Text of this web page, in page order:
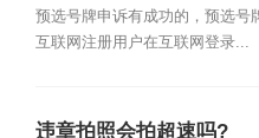
预选号牌申诉有成功的，预选号
互联网注册用户在互联网登录...
违章拍照会拍超速吗?